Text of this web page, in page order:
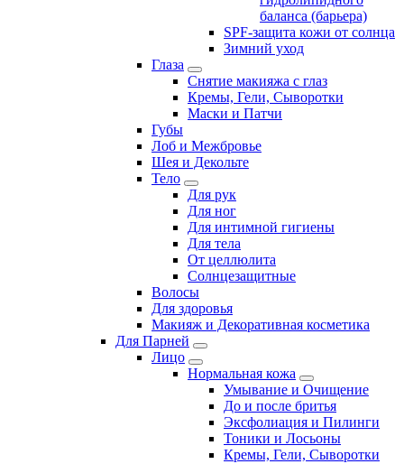
баланса (барьера)
SPF-защита кожи от солнца
Зимний уход
Глаза
Снятие макияжа с глаз
Кремы, Гели, Сыворотки
Маски и Патчи
Губы
Лоб и Межбровье
Шея и Декольте
Тело
Для рук
Для ног
Для интимной гигиены
Для тела
От целлюлита
Солнцезащитные
Волосы
Для здоровья
Макияж и Декоративная косметика
Для Парней
Лицо
Нормальная кожа
Умывание и Очищение
До и после бритья
Эксфолиация и Пилинги
Тоники и Лосьоны
Кремы, Гели, Сыворотки